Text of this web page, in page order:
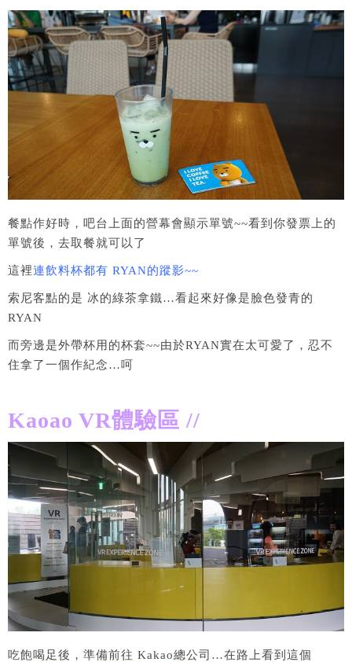
餐點作好時，吧台上面的營幕會顯示單號~~看到你發票上的
單號後，去取餐就可以了
這裡連飲料杯都有 RYAN的蹤影~~
索尼客點的是 冰的綠茶拿鐵…看起來好像是臉色發青的
RYAN
而旁邊是外帶杯用的杯套~~由於RYAN實在太可愛了，忍不
住拿了一個作紀念…呵
Kaoao VR體驗區 //
吃飽喝足後，準備前往 Kakao總公司…在路上看到這個